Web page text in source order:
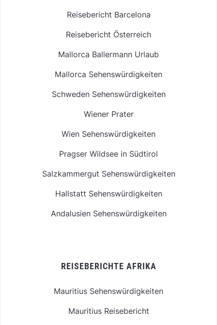
Reisebericht Barcelona
Reisebericht Österreich
Mallorca Ballermann Urlaub
Mallorca Sehenswürdigkeiten
Schweden Sehenswürdigkeiten
Wiener Prater
Wien Sehenswürdigkeiten
Pragser Wildsee in Südtirol
Salzkammergut Sehenswürdigkeiten
Hallstatt Sehenswürdigkeiten
Andalusien Sehenswürdigkeiten
REISEBERICHTE AFRIKA
Mauritius Sehenswürdigkeiten
Mauritius Reisebericht